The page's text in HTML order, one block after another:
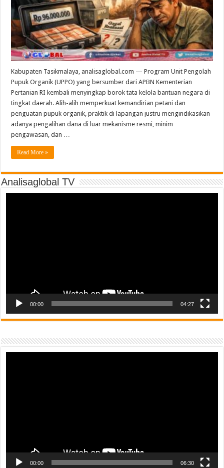
Kabupaten Tasikmalaya, analisaglobal.com — Program Unit Pengolah
Pupuk Organik (UPPO) yang bersumber dari APBN Kementerian
Pertanian RI kembali menyingkap borok tata kelola bantuan negara di
tingkat daerah. Alih-alih memperkuat kemandirian petani dan
penguatan pupuk organik, praktik di lapangan justru mengindikasikan
adanya pengalihan dana di luar mekanisme resmi, minim
pengawasan, dan …
Read More »
Analisaglobal TV
00:00 04:27
00:00 06:30